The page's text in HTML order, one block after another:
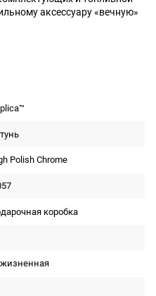
аксессуару «вечную»
Polish Chrome
коробка